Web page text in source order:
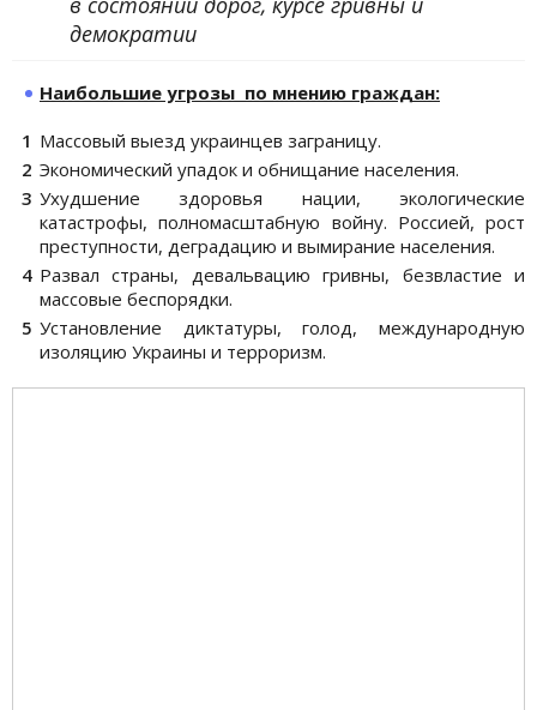
демократии
Наибольшие угрозы по мнению граждан:
Массовый выезд украинцев заграницу.
Экономический упадок и обнищание населения.
Ухудшение здоровья нации, экологические
катастрофы, полномасштабную войну. Россией, рост
преступности, деградацию и вымирание населения.
Развал страны, девальвацию гривны, безвластие и
массовые беспорядки.
Установление диктатуры, голод, международную
изоляцию Украины и терроризм.